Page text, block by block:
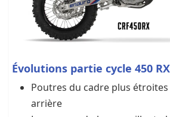
Évolutions partie cycle 450
Poutres du cadre plus
arrière